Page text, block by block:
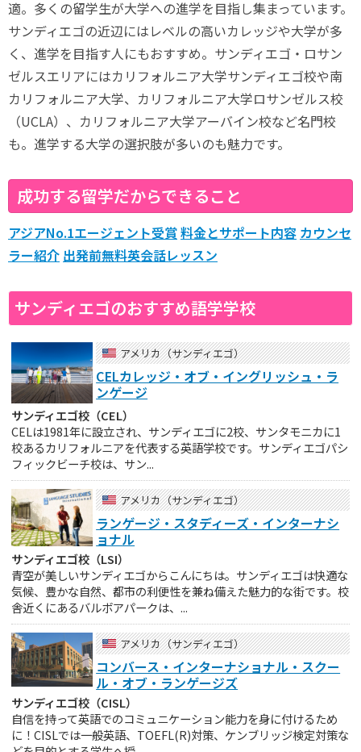
適。多くの留学生が大学への進学を目指し集まっています。
サンディエゴの近辺にはレベルの高いカレッジや大学が多
く、進学を目指す人にもおすすめ。サンディエゴ・ロサン
ゼルスエリアにはカリフォルニア大学サンディエゴ校や南
カリフォルニア大学、カリフォルニア大学ロサンゼルス校
（UCLA）、カリフォルニア大学アーバイン校など名門校
も。進学する大学の選択肢が多いのも魅力です。
成功する留学だからできること
アジアNo.1エージェント受賞料金とサポート内容 カウンセ
ラー紹介 出発前無料英会話レッスン
サンディエゴのおすすめ語学学校
アメリカ（サンディエゴ）
CELカレッジ・オブ・イングリッシュ・ラ
ンゲージ
サンディエゴ校（CEL）
CELは1981年に設立され、サンディエゴに2校、サンタモニカに1
校あるカリフォルニアを代表する英語学校です。サンディエゴパシ
フィックビーチ校は、サン...
アメリカ（サンディエゴ）
ランゲージ・スタディーズ・インターナシ
ョナル
サンディエゴ校（LSI）
青空が美しいサンディエゴからこんにちは。サンディエゴは快適な
気候、豊かな自然、都市の利便性を兼ね備えた魅力的な街です。校
舎近くにあるバルボアパークは、...
アメリカ（サンディエゴ）
コンバース・インターナショナル・スクー
ル・オブ・ランゲージズ
サンディエゴ校（CISL）
自信を持って英語でのコミュニケーション能力を身に付けるため
に！CISLでは一般英語、TOEFL(R)対策、ケンブリッジ検定対策な